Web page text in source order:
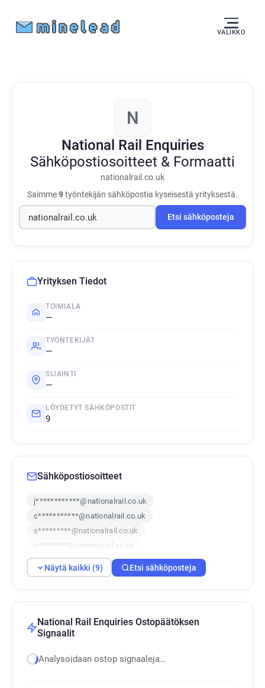
VALIKKO
N
National Rail Enquiries
Sähköpostiosoitteet & Formaatti
nationalrail.co.uk
Saimme9työntekijän sähköpostia kyseisestä yrityksestä.
Etsi sähköposteja
Yrityksen Tiedot
TOIMIALA
—
TYÖNTEKIJÄT
—
SIJAINTI
—
LÖYDETYT SÄHKÖPOSTIT
9
Sähköpostiosoitteet
j************@nationalrail.co.uk
c***********@nationalrail.co.uk
s*********@nationalrail.co.uk
c********@nationalrail.co.uk
q*****@nationalrail.co.uk
e*****@nationalrail.co.uk
u*****@nationalrail.co.uk
Näytä kaikki (9) Etsi sähköposteja
National Rail Enquiries Ostopäätöksen
Signaalit
Analysoidaan ostop signaaleja…